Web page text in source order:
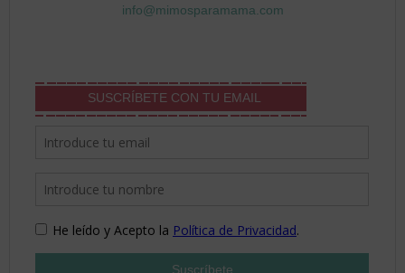
info@mimosparamama.com
SUSCRÍBETE CON TU EMAIL